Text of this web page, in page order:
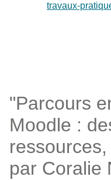
travaux-
"Parcours
Moodle :
par Coralie